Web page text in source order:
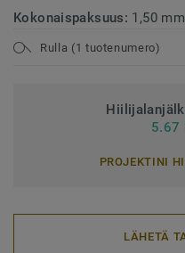
Kokonaispaksuus: 1,50 mm
Rulla (1 tuotenumero)
5.67
PROJEKTINI
LÄHETÄ